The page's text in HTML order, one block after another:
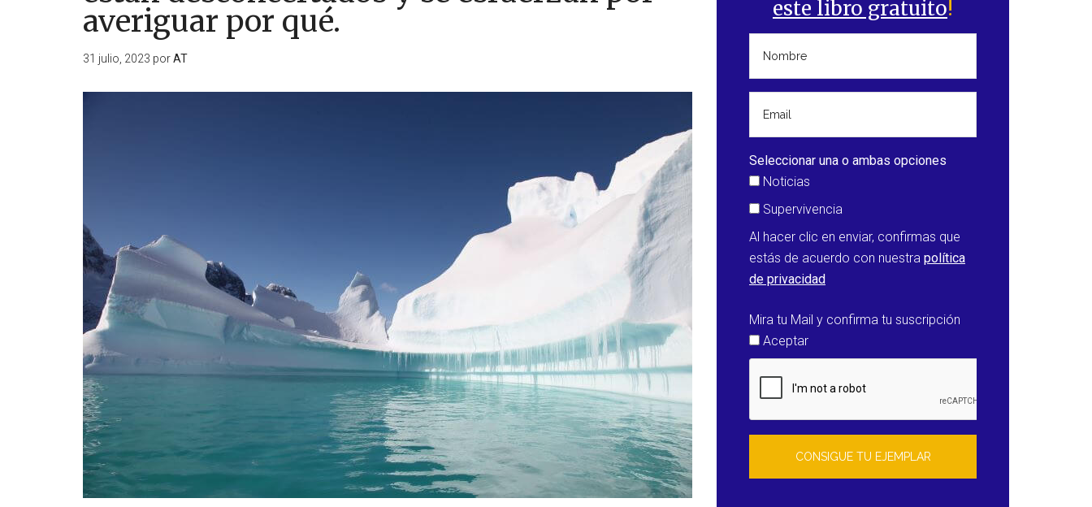
averiguar por qué.
31 julio, 2023 porAT
este libro gratuito!
Seleccionar una o ambas opciones
Noticias
Supervivencia
Al hacer clic en enviar, confirmas que
estás de acuerdo con nuestra política
de privacidad
Mira tu Mail y confirma tu suscripción
Aceptar